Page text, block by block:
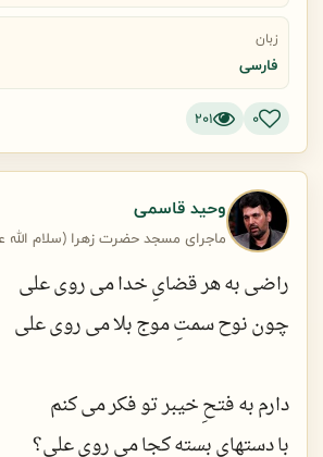
افتاد گوئیا خود مولا به روی خاک
جبریل از چه بر سر و بر سینه می زند؟
دیده است گوشواره ای آیا به روی خاک؟
زبان
فارسی
0
201
وحید قاسمی
ماجرای مسجد حضرت زهرا (سلام الله
راضی به هر قضایِ خدا می روی علی
چون نوح سمتِ موج بلا می روی علی
دارم به فتحِ خیبر تو فکر می کنم
با دستهای بسته کجا می روی علی؟